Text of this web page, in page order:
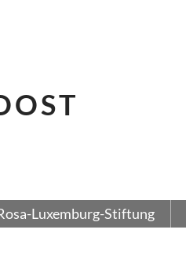
Luxemburg-Stiftung